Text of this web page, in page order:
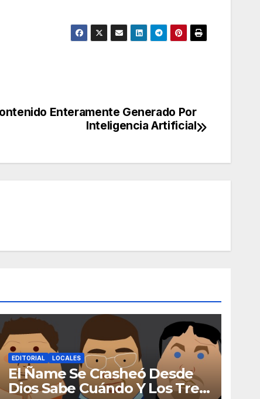
Enteramente Generado Por
Inteligencia Artificial
EDITORIAL LOCALES
El Ñame Se Crasheó Desde
Dios Sabe Cuándo Y Los Tres